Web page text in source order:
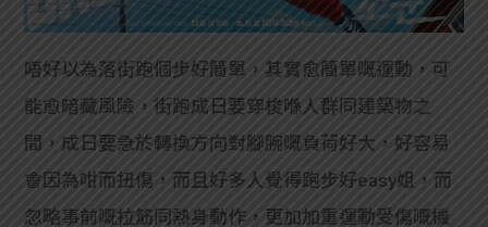
唔好以為落街跑個步好簡單，其實愈簡單嘅運動，可
能愈暗藏風險，街跑成日要穿梭喺人群同建築物之
間，成日要急於轉換方向對腳腕嘅負荷好大，好容易
會因為咁而扭傷，而且好多人覺得跑步好easy姐，而
忽略事前嘅拉筋同熱身動作，更加加重運動受傷嘅機